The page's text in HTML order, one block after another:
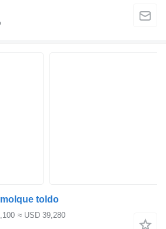
toldo
≈ USD 39,280